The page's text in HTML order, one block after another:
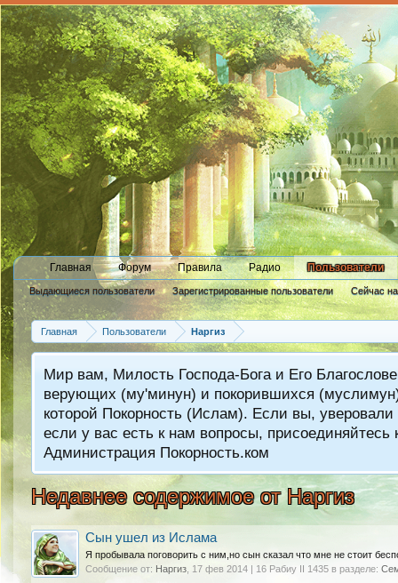
Главная Форум Правила Радио Пользователи
Выдающиеся пользователи Зарегистрированные пользователи Сейчас
Новые сообщения профиля
Главная
Пользователи Наргиз
Мир вам, Милость Господа-Бога и Его
верующих (му'минун) и покорившихся
которой Покорность (Ислам). Если вы,
если у вас есть к нам вопросы,
Администрация Покорность.ком
Недавнее содержимое от Наргиз
Сын ушел из Ислама
Я пробывала поговорить с ним,но сын сказал что мне не стоит
Сообщение от: Наргиз 17 фев 2014 | 16 Рабиу II 1435 в разделе: